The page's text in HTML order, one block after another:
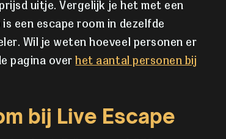
uitje. Vergelijk je het met een
een escape room in dezelfde
Wil je weten hoeveel personen er
pagina over het aantal personen bij
bij Live Escape